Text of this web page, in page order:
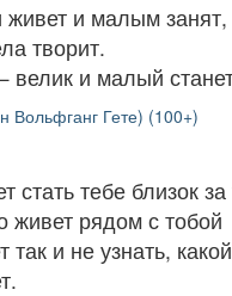
и малым занят,
творит.
и малый
Вольфганг Гете) (100+)
стать тебе близок за
живет рядом с тобой
так и не узнать,